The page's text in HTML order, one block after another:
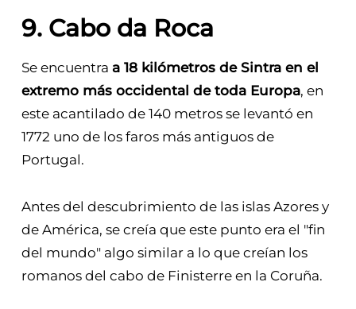
9. Cabo da Roca
Se encuentra a 18 kilómetros de Sintra en el
extremo más occidental de toda Europa, en
este acantilado de 140 metros se levantó en
1772 uno de los faros más antiguos de
Portugal.
Antes del descubrimiento de las islas Azores y
de América, se creía que este punto era el "fin
del mundo" algo similar a lo que creían los
romanos del cabo de Finisterre en la Coruña.